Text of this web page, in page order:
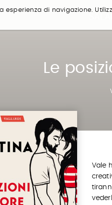
esperienza di navigazione.
Le
Vale